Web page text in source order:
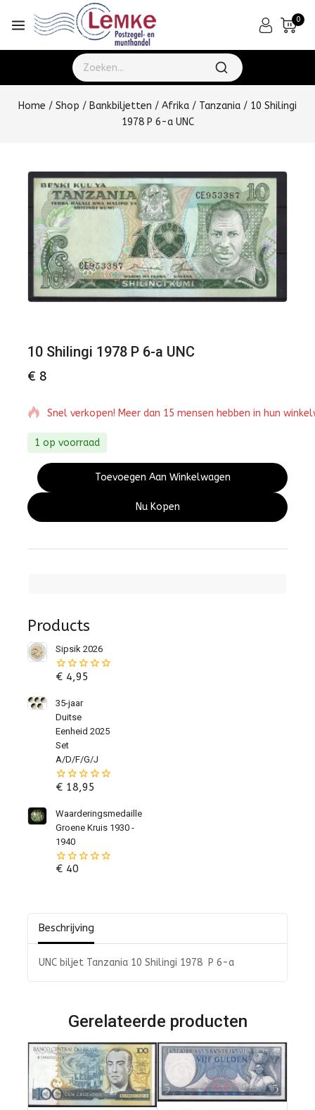
0
Home / Shop / Bankbiljetten / Afrika / Tanzania / 10 Shilingi
1978 P 6-a UNC
Products
Sipsik 2026
0
de
€4,95
35-jaar
Duitse
Eenheid 2025
Set
A/D/F/G/J
0
de
€18,95
Waarderingsmedaille
Groene Kruis 1930 -
1940
0
€40
10 Shilingi 1978 P 6-a UNC
€ 8
Snel verkopen! Meer dan 15 mensen hebben in hun
1 op voorraad
Toevoegen Aan Winkelwagen
Nu Kopen
Beschrijving
UNC biljet Tanzania 10 Shilingi 1978 P 6-a
Gerelateerde producten